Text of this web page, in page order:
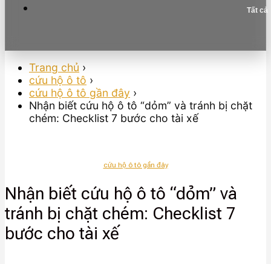
Tất cả
Trang chủ ›
cứu hộ ô tô ›
cứu hộ ô tô gần đây ›
Nhận biết cứu hộ ô tô “dỏm” và tránh bị chặt
chém: Checklist 7 bước cho tài xế
cứu hộ ô tô gần đây
Nhận biết cứu hộ ô tô “dỏm” và
tránh bị chặt chém: Checklist 7
bước cho tài xế